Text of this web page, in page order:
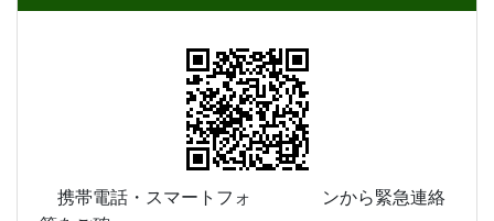
携帯電話・スマートフォ ンから緊急連絡